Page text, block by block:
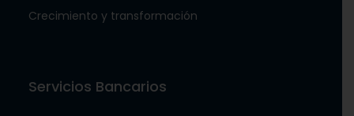
Crecimiento y transformación
Servicios Bancarios